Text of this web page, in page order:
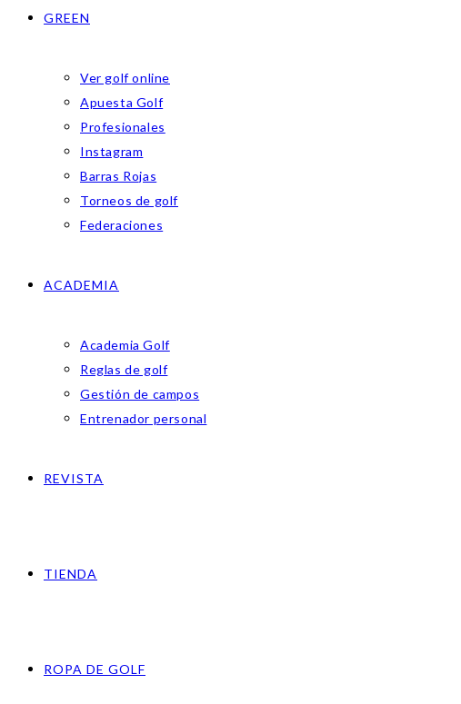
GREEN
Ver golf online
Apuesta Golf
Profesionales
Instagram
Barras Rojas
Torneos de golf
Federaciones
ACADEMIA
Academia Golf
Reglas de golf
Gestión de campos
Entrenador personal
REVISTA
TIENDA
ROPA DE GOLF